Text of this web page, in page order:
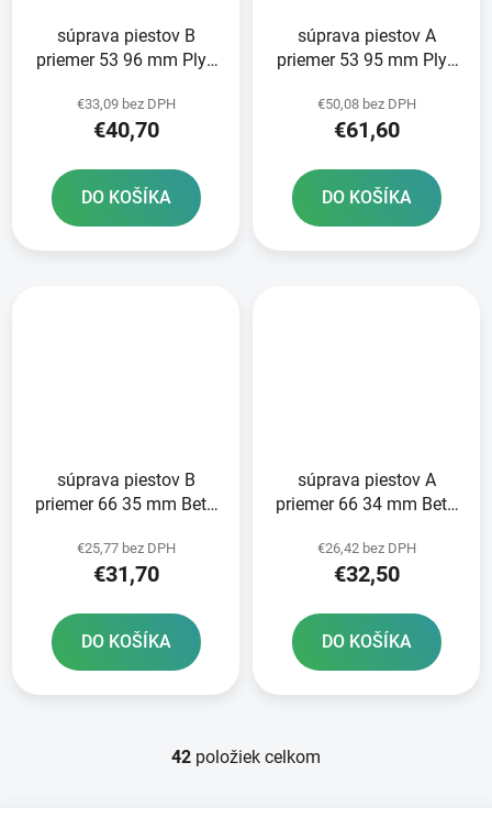
súprava piestov B
priemer 53 96 mm Plyn
€33,09 bez DPH
€40,70
DO KOŠÍKA
súprava piestov A
priemer 53 95 mm Plyn
€50,08 bez DPH
€61,60
DO KOŠÍKA
súprava piestov B
priemer 66 35 mm Beta
€25,77 bez DPH
€31,70
DO KOŠÍKA
súprava piestov A
priemer 66 34 mm Beta
€26,42 bez DPH
€32,50
DO KOŠÍKA
O
42 položiek celkom